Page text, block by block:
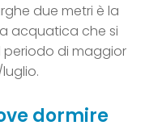
due metri è la
acquatica che si
periodo di maggior
dormire